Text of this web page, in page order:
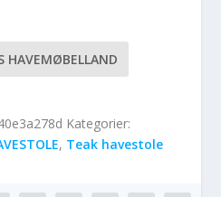
HAVEMØBELLAND
Kategorier:
, Teak havestole